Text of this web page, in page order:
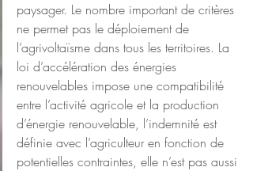
paysager. Le nombre important de critères
ne permet pas le déploiement de
l’agrivoltaïsme dans tous les territoires. La
loi d’accélération des énergies
renouvelables impose une compatibilité
entre l’activité agricole et la production
d’énergie renouvelable, l’indemnité est
définie avec l’agriculteur en fonction de
potentielles contraintes, elle n’est pas aussi